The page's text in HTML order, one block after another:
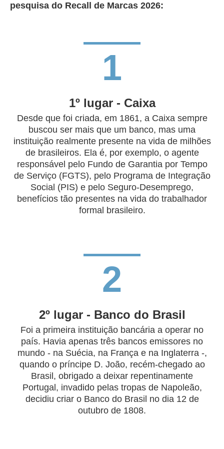
pesquisa do Recall de Marcas 2026:
1
​1º lugar - Caixa
Desde que foi criada, em 1861, a Caixa sempre
buscou ser mais que um banco, mas uma
instituição realmente presente na vida de milhões
de brasileiros. Ela é, por exemplo, o agente
responsável pelo Fundo de Garantia por Tempo
de Serviço (FGTS), pelo Programa de Integração
Social (PIS) e pelo Seguro-Desemprego,
benefícios tão presentes na vida do trabalhador
formal brasileiro.
2
2º lugar - Banco do Brasil
​Foi a primeira instituição bancária a operar no
país. Havia apenas três bancos emissores no
mundo - na Suécia, na França e na Inglaterra -,
quando o príncipe D. João, recém-chegado ao
Brasil, obrigado a deixar repentinamente
Portugal, invadido pelas tropas de Napoleão,
decidiu criar o Banco do Brasil no dia 12 de
outubro de 1808.